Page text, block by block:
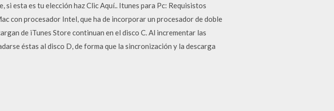
si esta es tu elección haz Clic Aquí.. Itunes para Pc: Requisistos
con procesador Intel, que ha de incorporar un procesador de doble
de iTunes Store continuan en el disco C. Al incrementar las
éstas al disco D, de forma que la sincronización y la descarga